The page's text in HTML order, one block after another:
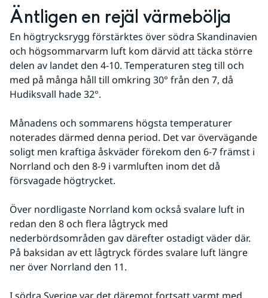
Äntligen en rejäl värmebölja
En högtrycksrygg förstärktes över södra Skandinavien
och högsommarvarm luft kom därvid att täcka större
delen av landet den 4-10. Temperaturen steg till och
med på många håll till omkring 30° från den 7, då
Hudiksvall hade 32°.
Månadens och sommarens högsta temperaturer
noterades därmed denna period. Det var övervägande
soligt men kraftiga åskväder förekom den 6-7 främst i
Norrland och den 8-9 i varmluften inom det då
försvagade högtrycket.
Över nordligaste Norrland kom också svalare luft in
redan den 8 och flera lågtryck med
nederbördsområden gav därefter ostadigt väder där.
På baksidan av ett lågtryck fördes svalare luft längre
ner över Norrland den 11.